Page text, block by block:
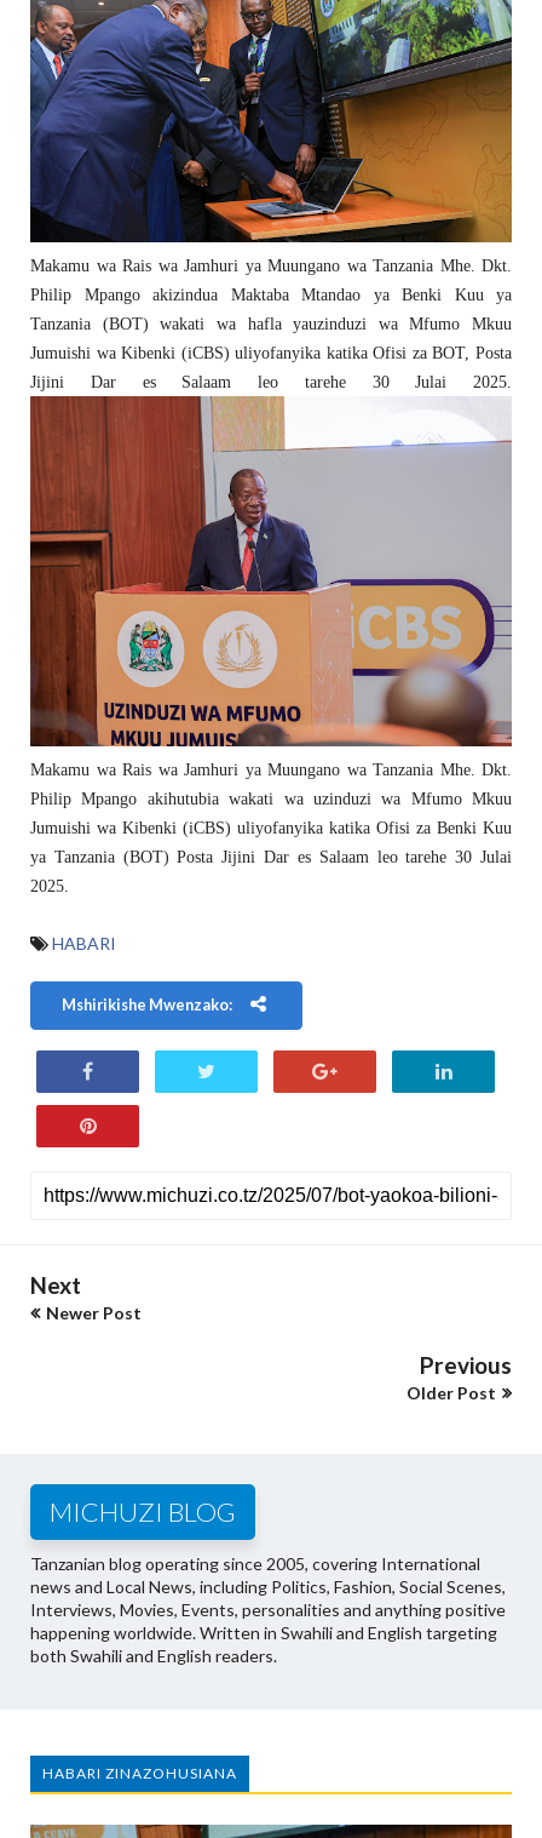
Makamu wa Rais wa Jamhuri ya Muungano wa Tanzania Mhe. Dkt.
Philip Mpango akizindua Maktaba Mtandao ya Benki Kuu ya
Tanzania (BOT) wakati wa hafla yauzinduzi wa Mfumo Mkuu
Jumuishi wa Kibenki (iCBS) uliyofanyika katika Ofisi za BOT, Posta
Jijini Dar es Salaam leo tarehe 30 Julai 2025.
Makamu wa Rais wa Jamhuri ya Muungano wa Tanzania Mhe. Dkt.
Philip Mpango akihutubia wakati wa uzinduzi wa Mfumo Mkuu
Jumuishi wa Kibenki (iCBS) uliyofanyika katika Ofisi za Benki Kuu
ya Tanzania (BOT) Posta Jijini Dar es Salaam leo tarehe 30 Julai
2025.
HABARI
Mshirikishe Mwenzako:
Next
Newer Post
Previous
Older Post
MICHUZI BLOG
Tanzanian blog operating since 2005, covering International
news and Local News, including Politics, Fashion, Social Scenes,
Interviews, Movies, Events, personalities and anything positive
happening worldwide. Written in Swahili and English targeting
both Swahili and English readers.
HABARI ZINAZOHUSIANA